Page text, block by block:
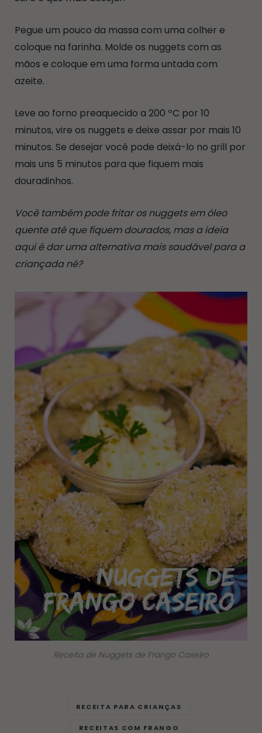
Pegue um pouco da massa com uma colher e
coloque na farinha. Molde os nuggets com as
mãos e coloque em uma forma untada com
azeite.
Leve ao forno preaquecido a 200 ºC por 10
minutos, vire os nuggets e deixe assar por mais 10
minutos. Se desejar você pode deixá-lo no grill por
mais uns 5 minutos para que fiquem mais
douradinhos.
Você também pode fritar os nuggets em óleo
quente até que fiquem dourados, mas a ideia
aqui é dar uma alternativa mais saudável para a
criançada né?
Receita de Nuggets de Frango Caseiro
RECEITA PARA CRIANÇAS
RECEITAS COM FRANGO